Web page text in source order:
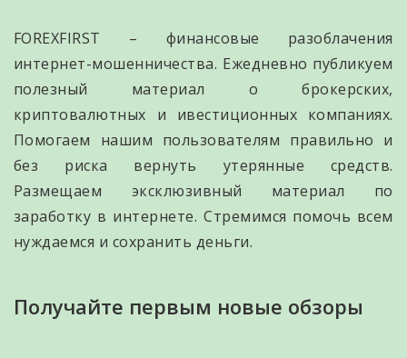
FOREXFIRST – финансовые разоблачения
интернет-мошенничества. Ежедневно публикуем
полезный материал о брокерских,
криптовалютных и ивестиционных компаниях.
Помогаем нашим пользователям правильно и
без риска вернуть утерянные средств.
Размещаем эксклюзивный материал по
заработку в интернете. Стремимся помочь всем
нуждаемся и сохранить деньги.
Получайте первым новые обзоры